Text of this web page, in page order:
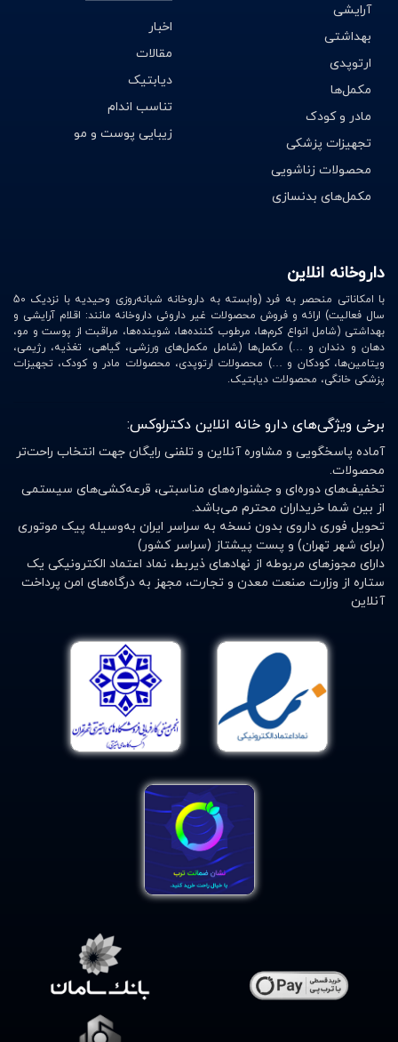
آرایشی
بهداشتی
ارتوپدی
مکمل‌ها
مادر و کودک
تجهیزات پزشکی
محصولات زناشویی
مکمل‌های بدنسازی
اخبار
مقالات
دیابتیک
تناسب اندام
زیبایی پوست و مو
داروخانه انلاین
با امکاناتی منحصر به فرد (وابسته به داروخانه شبانه‌روزی وحیدیه با نزدیک 50
سال فعالیت) ارائه و فروش محصولات غیر داروئی داروخانه مانند: اقلام آرایشی و
بهداشتی (شامل انواع کرم‌ها، مرطوب کننده‌ها، شوینده‌ها، مراقبت از پوست و مو،
دهان و دندان و …) مکمل‌ها (شامل مکمل‌های ورزشی، گیاهی، تغذیه، رژیمی،
ویتامین‌ها، کودکان و …) محصولات ارتوپدی، محصولات مادر و کودک، تجهیزات
پزشکی خانگی، محصولات دیابتیک.
برخی ویژگی‌های دارو خانه انلاین دکترلوکس:
آماده پاسخگویی و مشاوره آنلاین و تلفنی رایگان جهت انتخاب راحت‌تر
محصولات.
تخفیف‌های دوره‌ای و جشنواره‌های مناسبتی، قرعه‌کشی‌های سیستمی
از بین شما خریداران محترم می‌باشد.
تحویل فوری داروی بدون نسخه به سراسر ایران به‌وسیله پیک موتوری
(برای شهر تهران) و پست پیشتاز (سراسر کشور)
دارای مجوزهای مربوطه از نهادهای ذیربط، نماد اعتماد الکترونیکی یک
ستاره از وزارت صنعت معدن و تجارت، مجهز به درگاه‌های امن پرداخت
آنلاین